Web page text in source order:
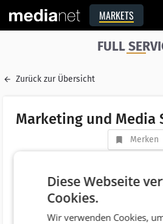
MARKETS
FULL
Zurück zur Übersicht
Marketing und Media
Merken
AT 6020 Innsbruck
Telefonnummer +43 (512) 22700
Website http://www.schloss-
Diese Webseite
Cookies.
Wir verwenden Cookies,